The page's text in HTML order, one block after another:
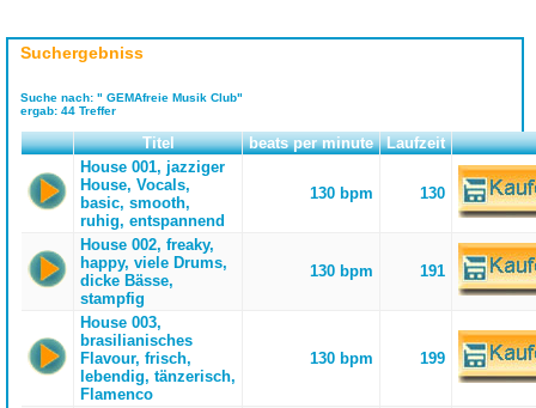
Suchergebniss
Suche nach: " GEMAfreie Musik Club"
ergab: 44 Treffer
Titel beats per minute
Laufzeit
House 001, jazziger
House, Vocals,
basic, smooth,
ruhig, entspannend
130 bpm 130
House 002, freaky,
happy, viele Drums,
dicke Bässe,
stampfig
130 bpm 191
House 003,
brasilianisches
Flavour, frisch,
lebendig, tänzerisch,
Flamenco
130 bpm 199